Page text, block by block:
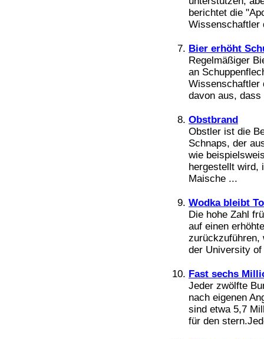
berichtet die
Wissenschaftler
Bier erhöht
Regelmäßiger
an
Wissenschaftler
davon aus,
Obstbrand
Obstler ist die
Schnaps, der
wie
hergestellt wird,
Maische ...
Wodka bleibt
Die hohe Zahl
auf einen
zurückzuführen,
der University
Fast sechs
Jeder zwölfte
nach eigenen
sind etwa 5,7
für den